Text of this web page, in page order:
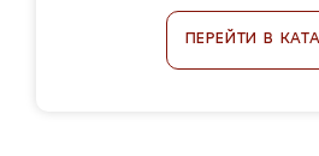
ПЕРЕЙТИ В